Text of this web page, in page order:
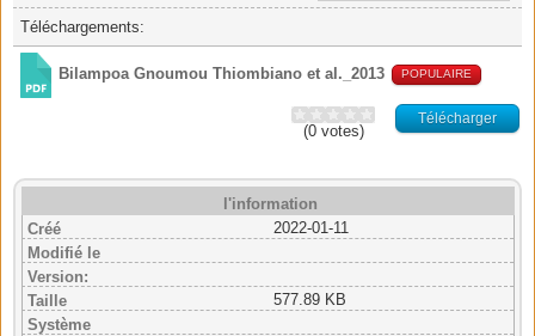
Téléchargements:
Bilampoa Gnoumou Thiombiano et al._2013 POPULAIRE
Télécharger
(0 votes)
l'information
Créé
2022-01-11
Modifié le
Version:
Taille
577.89 KB
Système